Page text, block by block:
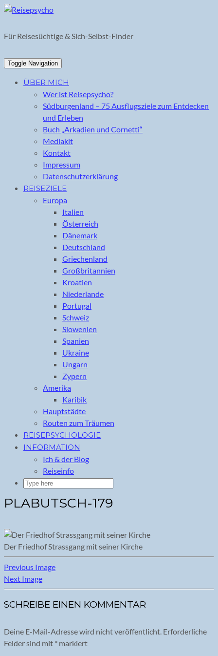
Skip
content
Für Reisesüchtige & Sich-Selbst-Finder
Toggle Navigation
ÜBER MICH
Wer ist Reisepsycho?
Südburgenland – 75 Ausflugsziele zum Entdecken
und Erleben
Buch „Arkadien und Cornetti“
Mediakit
Kontakt
Impressum
Datenschutzerklärung
REISEZIELE
Europa
Italien
Österreich
Dänemark
Deutschland
Griechenland
Großbritannien
Kroatien
Niederlande
Portugal
Schweiz
Slowenien
Spanien
Ukraine
Ungarn
Zypern
Amerika
Karibik
Hauptstädte
Routen zum Träumen
REISEPSYCHOLOGIE
INFORMATION
Ich & der Blog
Reiseinfo
PLABUTSCH-179
Der Friedhof Strassgang mit seiner Kirche
Previous Image
Next Image
SCHREIBE EINEN KOMMENTAR
Deine E-Mail-Adresse wird nicht veröffentlicht. Erforderliche
Felder sind mit * markiert